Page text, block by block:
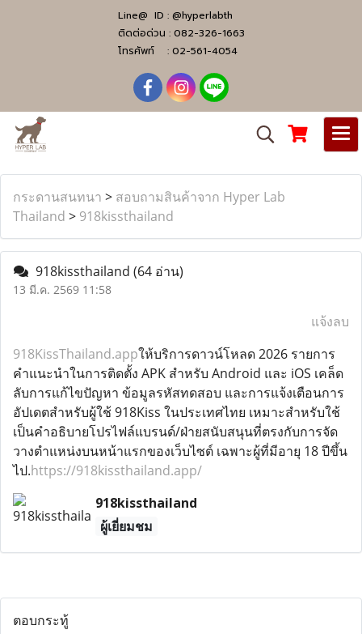
Line@ ID : @hyperlabth
ติดต่อด่วน : 082-326-1663
โทรศัพท์ : 02-561-4054
กระดานสนทนา > สอบถามสินค้าจาก Hyper Lab
Thailand > 918kissthailand
918kissthailand (64 อ่าน)
13 มี.ค. 2569 11:58
แจ้งลบ
918KissThailand.appให้บริการดาวน์โหลด 2026 รายการ
คำแนะนำในการติดตั้ง APK สำหรับ Android และ iOS เคล็ด
ลับการแก้ไขปัญหา ข้อมูลรหัสทดสอบ และการแจ้งเตือนการ
อัปเดตสำหรับผู้ใช้ 918Kiss ในประเทศไทย เหมาะสำหรับใช้
เป็นคำอธิบายโปรไฟล์แบรนด์/ฝ่ายสนับสนุนที่ตรงกับการจัด
วางตำแหน่งบนหน้าแรกของเว็บไซต์ เฉพาะผู้ที่มีอายุ 18 ปีขึ้น
ไป.https://918kissthailand.app/
918kissthailand
ผู้เยี่ยมชม
ตอบกระทู้